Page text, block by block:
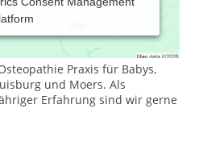
Osteopathie und
und Moers
Praxis für Babys,
und Moers. Als
Erfahrung sind wir gerne